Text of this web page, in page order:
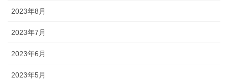
2023年8月
2023年7月
2023年6月
2023年5月